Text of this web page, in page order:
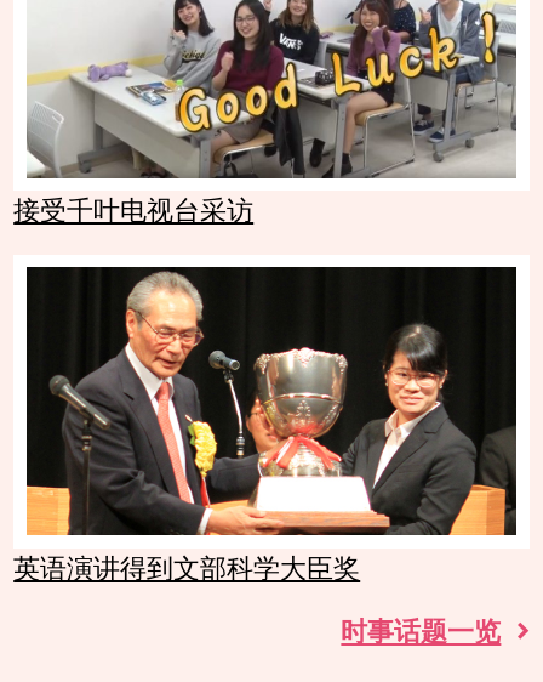
接受千叶电视台采访
英语演讲得到文部科学大臣奖
时事话题一览